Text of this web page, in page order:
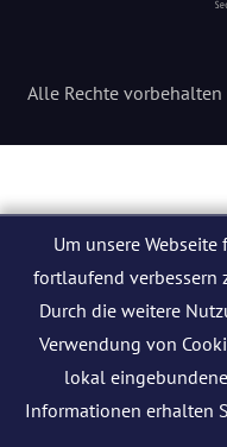
Alle Rechte
Um unsere
fortlaufend verbessern
Durch die weitere
Verwendung von
lokal
Informationen erhalten